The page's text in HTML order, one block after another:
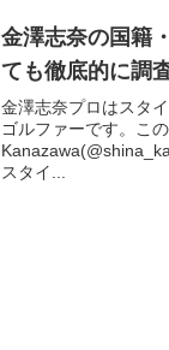
金澤志奈の国籍
ても徹底的に調
金澤志奈プロはスタ
ゴルファーです。こ
スタイ...